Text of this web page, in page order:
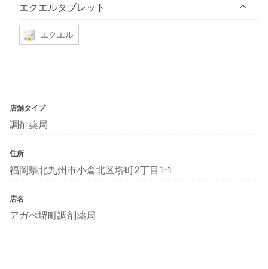
エクエルタブレット
エクエル
店舗タイプ
調剤薬局
住所
福岡県北九州市小倉北区堺町2丁目1-1
店名
アガぺ堺町調剤薬局